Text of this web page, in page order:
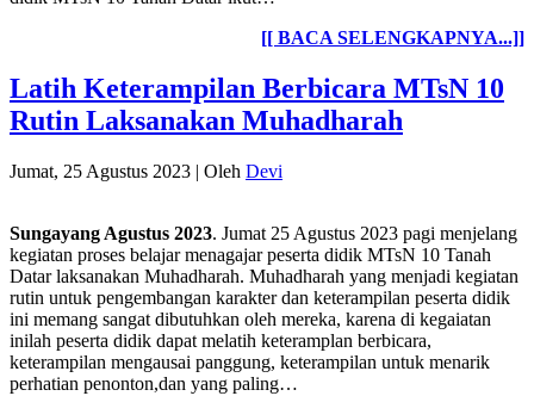
[[ BACA SELENGKAPNYA...]]
Latih Keterampilan Berbicara MTsN 10
Rutin Laksanakan Muhadharah
Jumat, 25 Agustus 2023 | Oleh Devi
Sungayang Agustus 2023. Jumat 25 Agustus 2023 pagi menjelang
kegiatan proses belajar menagajar peserta didik MTsN 10 Tanah
Datar laksanakan Muhadharah. Muhadharah yang menjadi kegiatan
rutin untuk pengembangan karakter dan keterampilan peserta didik
ini memang sangat dibutuhkan oleh mereka, karena di kegaiatan
inilah peserta didik dapat melatih keteramplan berbicara,
keterampilan mengausai panggung, keterampilan untuk menarik
perhatian penonton,dan yang paling…